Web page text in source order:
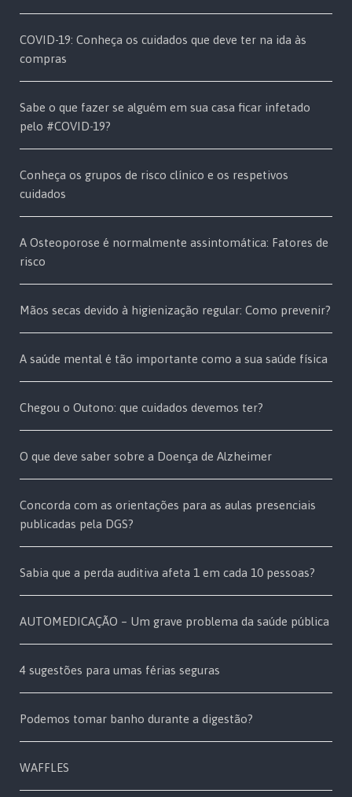
COVID-19: Conheça os cuidados que deve ter na ida às
compras
Sabe o que fazer se alguém em sua casa ficar infetado
pelo #COVID-19?
Conheça os grupos de risco clínico e os respetivos
cuidados
A Osteoporose é normalmente assintomática: Fatores de
risco
Mãos secas devido à higienização regular: Como prevenir?
A saúde mental é tão importante como a sua saúde física
Chegou o Outono: que cuidados devemos ter?
O que deve saber sobre a Doença de Alzheimer
Concorda com as orientações para as aulas presenciais
publicadas pela DGS?
Sabia que a perda auditiva afeta 1 em cada 10 pessoas?
AUTOMEDICAÇÃO – Um grave problema da saúde pública
4 sugestões para umas férias seguras
Podemos tomar banho durante a digestão?
WAFFLES